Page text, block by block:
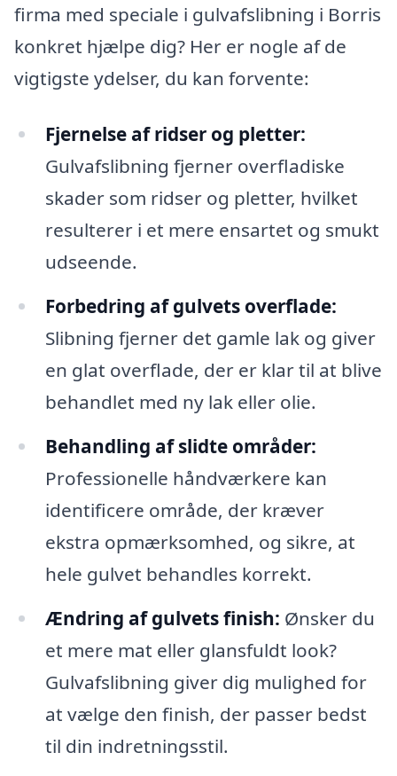
firma med speciale i gulvafslibning i Borris
konkret hjælpe dig? Her er nogle af de
vigtigste ydelser, du kan forvente:
Fjernelse af ridser og pletter:
Gulvafslibning fjerner overfladiske
skader som ridser og pletter, hvilket
resulterer i et mere ensartet og smukt
udseende.
Forbedring af gulvets overflade:
Slibning fjerner det gamle lak og giver
en glat overflade, der er klar til at blive
behandlet med ny lak eller olie.
Behandling af slidte områder:
Professionelle håndværkere kan
identificere område, der kræver
ekstra opmærksomhed, og sikre, at
hele gulvet behandles korrekt.
Ændring af gulvets finish: Ønsker du
et mere mat eller glansfuldt look?
Gulvafslibning giver dig mulighed for
at vælge den finish, der passer bedst
til din indretningsstil.